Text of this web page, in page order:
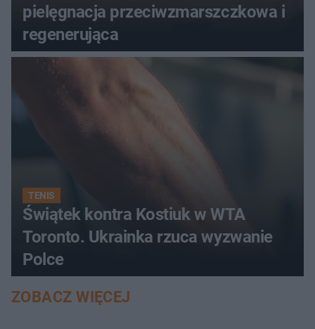
pielęgnacja przeciwzmarszczkowa i
regenerująca
TENIS
Świątek kontra Kostiuk w WTA
Toronto. Ukrainka rzuca wyzwanie
Polce
ZOBACZ WIĘCEJ